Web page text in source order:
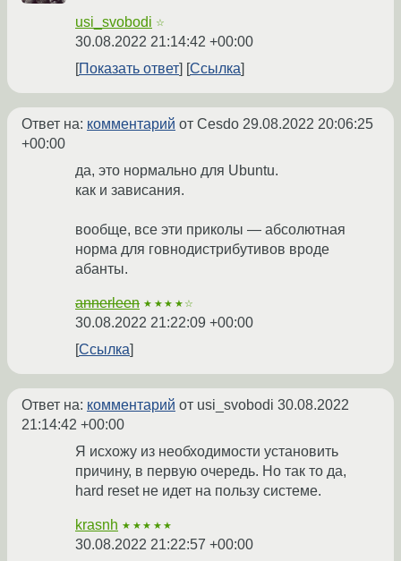
usi_svobodi ☆
30.08.2022 21:14:42 +00:00
Показать ответ
Ссылка
Ответ на: комментарий от Cesdo 29.08.2022 20:06:25
+00:00
да, это нормально для Ubuntu.
как и зависания.
вообще, все эти приколы — абсолютная
норма для говнодистрибутивов вроде
абанты.
annerleen ★★★★☆
30.08.2022 21:22:09 +00:00
Ссылка
Ответ на: комментарий от usi_svobodi 30.08.2022
21:14:42 +00:00
Я исхожу из необходимости установить
причину, в первую очередь. Но так то да,
hard reset не идет на пользу системе.
krasnh ★★★★★
30.08.2022 21:22:57 +00:00